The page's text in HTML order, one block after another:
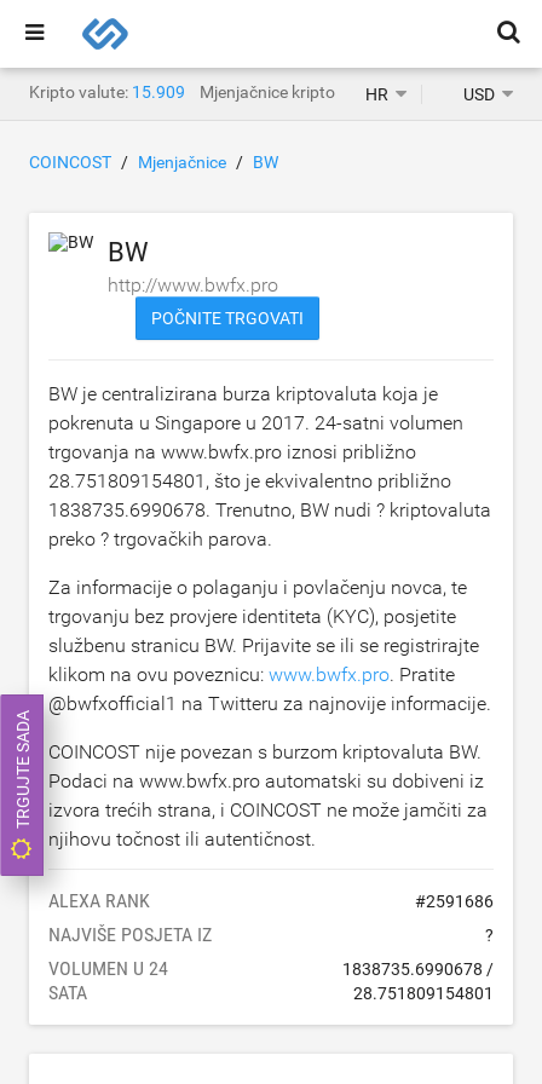
Kripto valute: 15.909 Mjenjačnice kripto valuta: 1.471
HR USD
COINCOST Mjenjačnice BW
BW
http://www.bwfx.pro
POČNITE TRGOVATI
BW je centralizirana burza kriptovaluta koja je
pokrenuta u Singapore u 2017. 24-satni volumen
trgovanja na www.bwfx.pro iznosi približno
28.751809154801 , što je ekvivalentno približno
1838735.6990678. Trenutno, BW nudi ? kriptovaluta
preko ? trgovačkih parova.
Za informacije o polaganju i povlačenju novca, te
trgovanju bez provjere identiteta (KYC), posjetite
službenu stranicu BW. Prijavite se ili se registrirajte
klikom na ovu poveznicu: www.bwfx.pro. Pratite
@bwfxofficial1 na Twitteru za najnovije informacije.
COINCOST nije povezan s burzom kriptovaluta BW.
Podaci na www.bwfx.pro automatski su dobiveni iz
izvora trećih strana, i COINCOST ne može jamčiti za
njihovu točnost ili autentičnost.
ALEXA RANK #2591686
NAJVIŠE POSJETA IZ ?
VOLUMEN U 24
SATA
1838735.6990678 /
28.751809154801
TRGUJTE SADA